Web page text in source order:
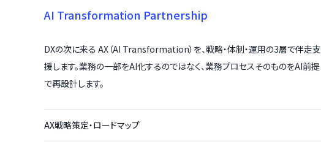
AI Transformation Partnership
DXの次に来る AX（AI Transformation）を、戦略・体制・運用の3層で伴走支
援します。業務の一部をAI化するのではなく、業務プロセスそのものをAI前提
で再設計します。
AX戦略策定・ロードマップ